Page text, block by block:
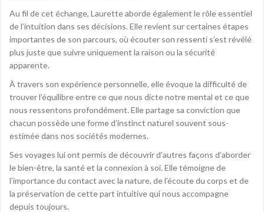
Au fil de cet échange, Laurette aborde également le rôle essentiel
de l’intuition dans ses décisions. Elle revient sur certaines étapes
importantes de son parcours, où écouter son ressenti s’est révélé
plus juste que suivre uniquement la raison ou la sécurité
apparente.
À travers son expérience personnelle, elle évoque la difficulté de
trouver l’équilibre entre ce que nous dicte notre mental et ce que
nous ressentons profondément. Elle partage sa conviction que
chacun possède une forme d’instinct naturel souvent sous-
estimée dans nos sociétés modernes.
Ses voyages lui ont permis de découvrir d’autres façons d’aborder
le bien-être, la santé et la connexion à soi. Elle témoigne de
l’importance du contact avec la nature, de l’écoute du corps et de
la préservation de cette part intuitive qui nous accompagne
depuis toujours.